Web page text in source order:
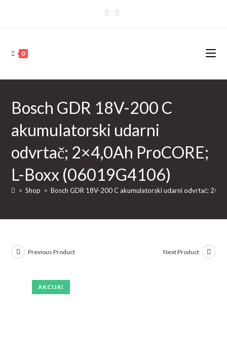
0
Bosch GDR 18V-200 C
akumulatorski udarni
odvrtač; 2×4,0Ah ProCORE;
L-Boxx (06019G4106)
> Shop > Bosch GDR 18V-200 C akumulatorski udarni odvrtač;
AKCIJA!
Previous Product Next Product